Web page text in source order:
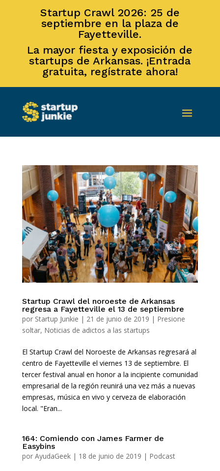
Startup Crawl 2026: 25 de
septiembre en la plaza de
Fayetteville.
La mayor fiesta y exposición de
startups de Arkansas. ¡Entrada
gratuita, regístrate ahora!
Startup Crawl del noroeste de Arkansas
regresa a Fayetteville el 13 de septiembre
por Startup Junkie | 21 de junio de 2019 | Presione
soltar, Noticias de adictos a las startups
El Startup Crawl del Noroeste de Arkansas regresará al
centro de Fayetteville el viernes 13 de septiembre. El
tercer festival anual en honor a la incipiente comunidad
empresarial de la región reunirá una vez más a nuevas
empresas, música en vivo y cerveza de elaboración
local. "Eran...
164: Comiendo con James Farmer de
Easybins
por AyudaGeek| 18 de junio de 2019 | Podcast